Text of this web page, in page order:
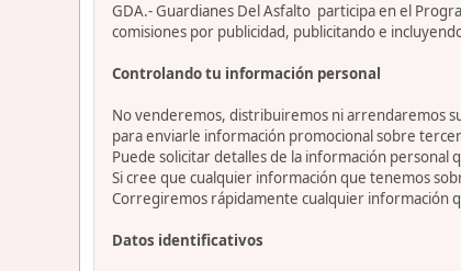
GDA.- Guardianes Del Asfalto participa en el
comisiones por publicidad, publicitando e
Controlando tu información personal
No venderemos, distribuiremos ni arrendaremos
para enviarle información promocional sobre
Puede solicitar detalles de la información
Si cree que cualquier información que tenemos
Corregiremos rápidamente cualquier información
Datos identificativos